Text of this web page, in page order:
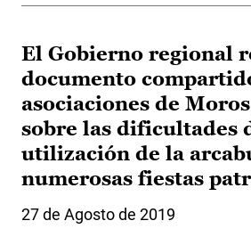
El Gobierno regional
documento
asociaciones de
sobre las dificultades
utilización de la
numerosas fiestas
27 de Agosto de 2019